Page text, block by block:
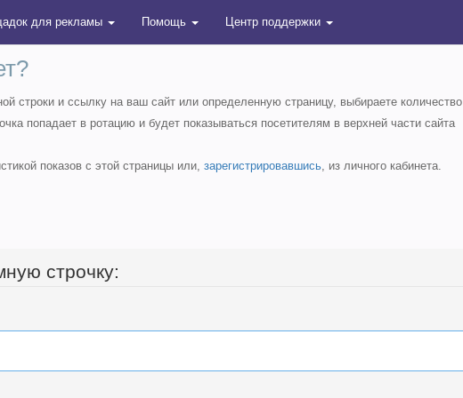
для рекламы Помощь Центр поддержки
строки и ссылку на ваш сайт или определенную страницу, выбираете количество
попадает в ротацию и будет показываться посетителям в верхней части сайта
показов с этой страницы или, зарегистрировавшись, из личного кабинета.
строчку: